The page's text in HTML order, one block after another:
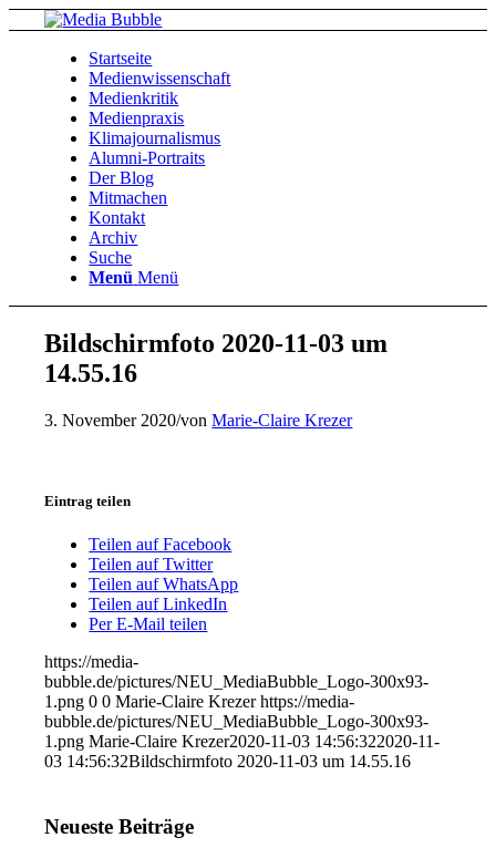
Startseite
Medienwissenschaft
Medienkritik
Medienpraxis
Klimajournalismus
Alumni-Portraits
Der Blog
Mitmachen
Kontakt
Archiv
Suche
Menü Menü
Bildschirmfoto 2020-11-03 um
14.55.16
3. November 2020/vonMarie-Claire Krezer
Eintrag teilen
Teilen auf Facebook
Teilen auf Twitter
Teilen auf WhatsApp
Teilen auf LinkedIn
Per E-Mail teilen
https://media-
bubble.de/pictures/NEU_MediaBubble_Logo-300x93-
1.png 0 0 Marie-Claire Krezer https://media-
bubble.de/pictures/NEU_MediaBubble_Logo-300x93-
1.png Marie-Claire Krezer2020-11-03 14:56:322020-11-
03 14:56:32Bildschirmfoto 2020-11-03 um 14.55.16
Neueste Beiträge